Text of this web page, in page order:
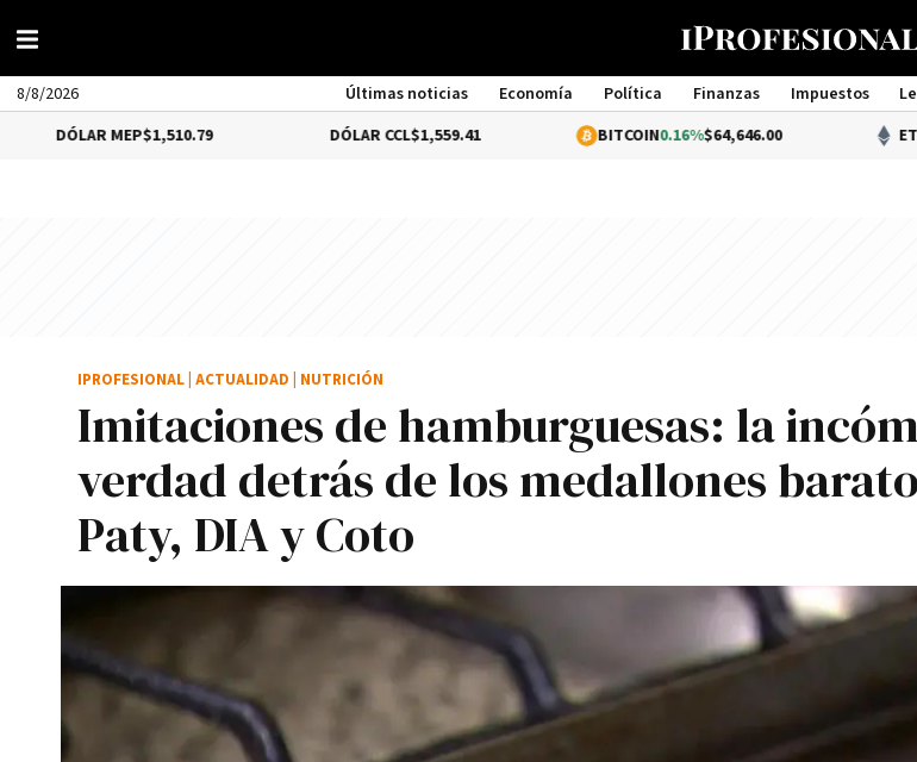
8/8/2026 Últimas noticias Economía Política Finanzas Impuestos
Management
$1,510.79 $1,559.41 0.16%$64,646.00 ETHEREUM
Imitaciones de hamburguesas: la
verdad detrás de los medallones
Paty, DIA y Coto
IPROFESIONAL ACTUALIDAD NUTRICIÓN